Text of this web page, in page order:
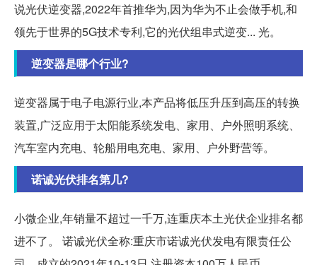
说光伏逆变器,2022年首推华为,因为华为不止会做手机,和
领先于世界的5G技术专利,它的光伏组串式逆变... 光。
逆变器是哪个行业?
逆变器属于电子电源行业,本产品将低压升压到高压的转换
装置,广泛应用于太阳能系统发电、家用、户外照明系统、
汽车室内充电、轮船用电充电、家用、户外野营等。
诺诚光伏排名第几?
小微企业,年销量不超过一千万,连重庆本土光伏企业排名都
进不了。 诺诚光伏全称:重庆市诺诚光伏发电有限责任公